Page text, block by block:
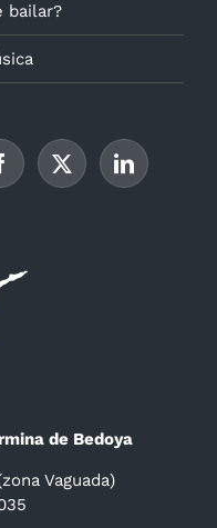
bailar?
de Bedoya
Vaguada)